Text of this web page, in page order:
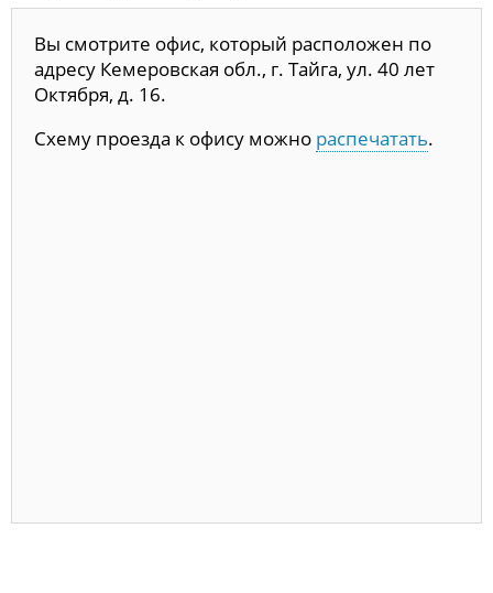
Вы смотрите офис, который расположен по
адресу Кемеровская обл., г. Тайга, ул. 40 лет
Октября, д. 16.
Схему проезда к офису можно распечатать.